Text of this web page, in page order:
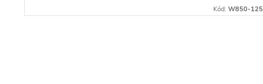
Kód: W850-125